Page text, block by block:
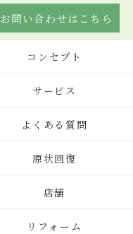
お問い合わせはこちら
コンセプト
サービス
よくある質問
原状回復
店舗
リフォーム